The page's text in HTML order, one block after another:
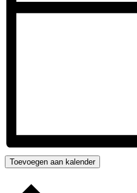
Toevoegen aan kalender